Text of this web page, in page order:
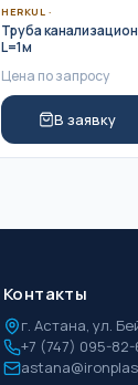
HERKUL ·
Труба
L=1м
Цена по запросу
В заявку
Контакты
г. Астана, ул.
+7 (747) 095-82-